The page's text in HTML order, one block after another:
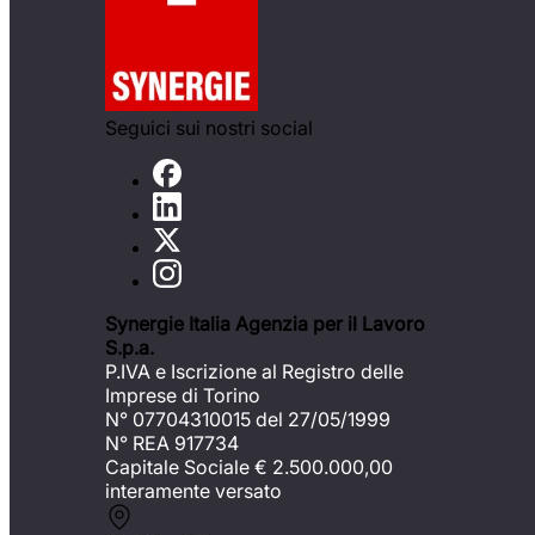
Seguici sui nostri social
Synergie Italia Agenzia per il Lavoro
S.p.a.
P.IVA e Iscrizione al Registro delle
Imprese di Torino
N° 07704310015 del 27/05/1999
N° REA 917734
Capitale Sociale € 2.500.000,00
interamente versato